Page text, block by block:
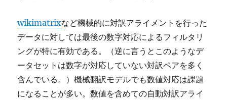
wikimatrixなど機械的に対訳アライメントを行った
データに対しては最後の数字対応によるフィルタリ
ングが特に有効である。（逆に言うとこのようなデ
ータセットは数字が対応していない対訳ペアを多く
含んでいる。）機械翻訳モデルでも数値対応は課題
になることが多い。数値を含めての自動対訳アライ